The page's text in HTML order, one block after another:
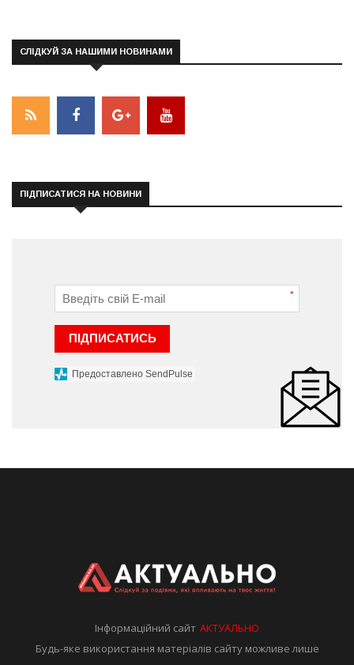
СЛІДКУЙ ЗА НАШИМИ НОВИНАМИ
ПІДПИСАТИСЯ НА НОВИНИ
*
ПІДПИСАТИСЬ
Предоставлено SendPulse
Інформаційний сайтАКТУАЛЬНО
Будь-яке використання матеріалів сайту можливе лише